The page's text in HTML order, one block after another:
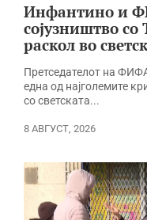
Инфантино и
сојузништво
раскол во
Претседателот на
една од најголемите
со светската...
8 АВГУСТ, 2026